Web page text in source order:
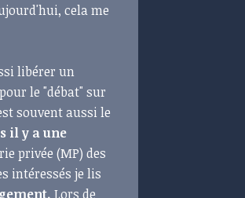
cela me
libérer un
le "débat" sur
souvent aussi le
il y a une
privée (MP) des
intéressés je lis
Lors de